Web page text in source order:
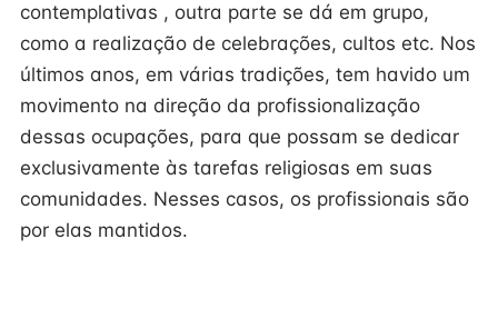
contemplativas , outra parte se dá em grupo,
como a realização de celebrações, cultos etc. Nos
últimos anos, em várias tradições, tem havido um
movimento na direção da profissionalização
dessas ocupações, para que possam se dedicar
exclusivamente às tarefas religiosas em suas
comunidades. Nesses casos, os profissionais são
por elas mantidos.